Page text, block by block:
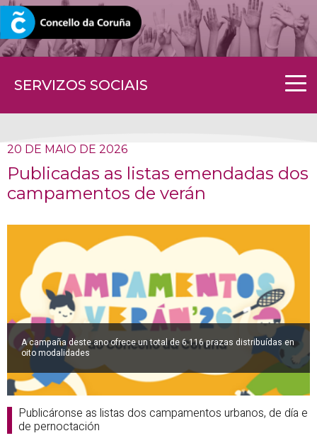
SERVIZOS SOCIAIS
CORUNA.GAL
20 DE MAIO DE 2026
Publicadas as listas emendadas dos
campamentos de verán
A campaña deste ano ofrece un total de 6.116 prazas distribuídas en
oito modalidades
Publicáronse as listas dos campamentos urbanos, de día e
de pernoctación